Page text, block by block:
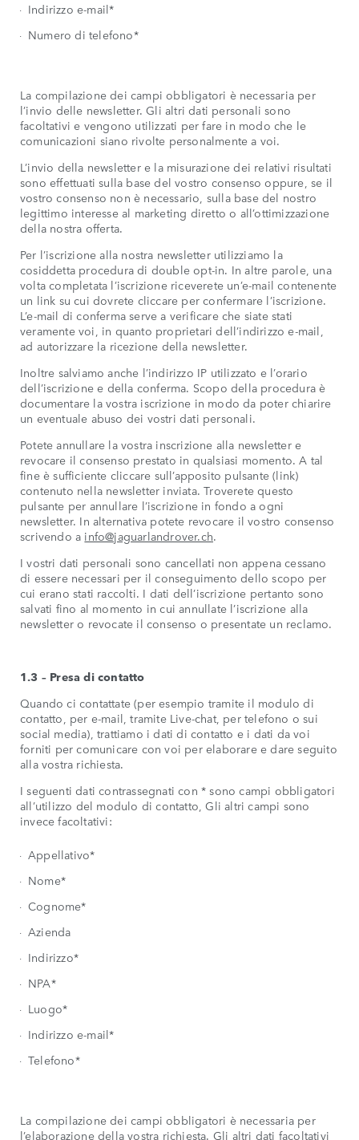
Indirizzo e-mail*
Numero di telefono*
La compilazione dei campi obbligatori è necessaria per
l’invio delle newsletter. Gli altri dati personali sono
facoltativi e vengono utilizzati per fare in modo che le
comunicazioni siano rivolte personalmente a voi.
L’invio della newsletter e la misurazione dei relativi risultati
sono effettuati sulla base del vostro consenso oppure, se il
vostro consenso non è necessario, sulla base del nostro
legittimo interesse al marketing diretto o all’ottimizzazione
della nostra offerta.
Per l’iscrizione alla nostra newsletter utilizziamo la
cosiddetta procedura di double opt-in. In altre parole, una
volta completata l’iscrizione riceverete un’e-mail contenente
un link su cui dovrete cliccare per confermare l’iscrizione.
L’e-mail di conferma serve a verificare che siate stati
veramente voi, in quanto proprietari dell’indirizzo e-mail,
ad autorizzare la ricezione della newsletter.
Inoltre salviamo anche l’indirizzo IP utilizzato e l’orario
dell’iscrizione e della conferma. Scopo della procedura è
documentare la vostra iscrizione in modo da poter chiarire
un eventuale abuso dei vostri dati personali.
Potete annullare la vostra inscrizione alla newsletter e
revocare il consenso prestato in qualsiasi momento. A tal
fine è sufficiente cliccare sull’apposito pulsante (link)
contenuto nella newsletter inviata. Troverete questo
pulsante per annullare l’iscrizione in fondo a ogni
newsletter. In alternativa potete revocare il vostro consenso
scrivendo a info@jaguarlandrover.ch.
I vostri dati personali sono cancellati non appena cessano
di essere necessari per il conseguimento dello scopo per
cui erano stati raccolti. I dati dell’iscrizione pertanto sono
salvati fino al momento in cui annullate l’iscrizione alla
newsletter o revocate il consenso o presentate un reclamo.
1.3 – Presa di contatto
Quando ci contattate (per esempio tramite il modulo di
contatto, per e-mail, tramite Live-chat, per telefono o sui
social media), trattiamo i dati di contatto e i dati da voi
forniti per comunicare con voi per elaborare e dare seguito
alla vostra richiesta.
I seguenti dati contrassegnati con * sono campi obbligatori
all’utilizzo del modulo di contatto, Gli altri campi sono
invece facoltativi:
Appellativo*
Nome*
Cognome*
Azienda
Indirizzo*
NPA*
Luogo*
Indirizzo e-mail*
Telefono*
La compilazione dei campi obbligatori è necessaria per
l’elaborazione della vostra richiesta. Gli altri dati facoltativi